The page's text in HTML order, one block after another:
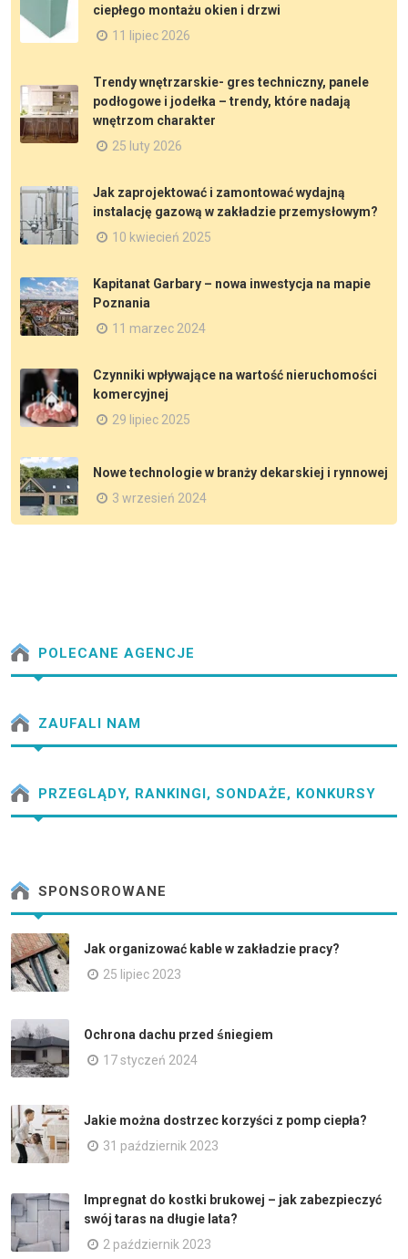
ciepłego montażu okien i drzwi
11 lipiec 2026
Trendy wnętrzarskie- gres techniczny, panele
podłogowe i jodełka – trendy, które nadają
wnętrzom charakter
25 luty 2026
Jak zaprojektować i zamontować wydajną
instalację gazową w zakładzie przemysłowym?
10 kwiecień 2025
Kapitanat Garbary – nowa inwestycja na mapie
Poznania
11 marzec 2024
Czynniki wpływające na wartość nieruchomości
komercyjnej
29 lipiec 2025
Nowe technologie w branży dekarskiej i rynnowej
3 wrzesień 2024
POLECANE AGENCJE
ZAUFALI NAM
PRZEGLĄDY, RANKINGI, SONDAŻE, KONKURSY
SPONSOROWANE
Jak organizować kable w zakładzie pracy?
25 lipiec 2023
Ochrona dachu przed śniegiem
17 styczeń 2024
Jakie można dostrzec korzyści z pomp ciepła?
31 październik 2023
Impregnat do kostki brukowej – jak zabezpieczyć
swój taras na długie lata?
2 październik 2023